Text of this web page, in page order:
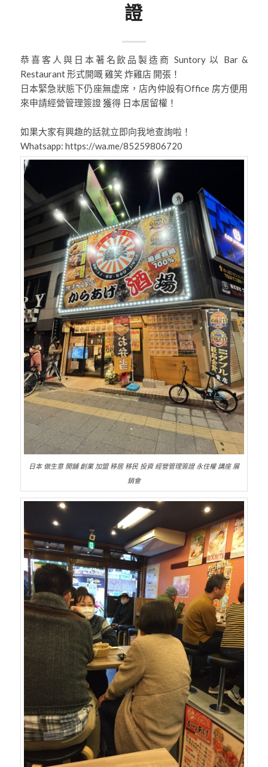
證
恭喜客人與日本著名飲品製造商 Suntory 以 Bar &
Restaurant 形式開嘅 雞笑 炸雞店 開張！
日本緊急狀態下仍座無虚席，店內仲設有Office 房方便用
來申請經營管理簽證 獲得 日本居留權！
如果大家有興趣的話就立即向我地查詢啦！
Whatsapp: https://wa.me/85259806720
日本 做生意 開舖 創業 加盟 移居 移民 投資 經營管理簽證 永住權 講座 展
銷會